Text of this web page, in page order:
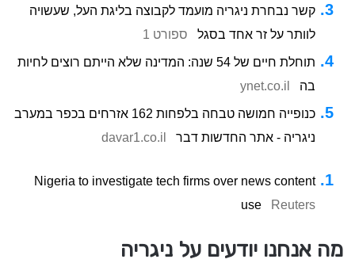
קשר נבחרת ניגריה מועמד לקבוצה בליגת העל, שעשויה
לוותר על זר אחד בסגל
ספורט 1
תוחלת חיים של 54 שנה: המדינה שלא הייתם רוצים לחיות
בה
ynet.co.il
כנופייה חמושה טבחה בלפחות 162 אזרחים בכפר במערב
ניגריה - אתר החדשות דבר
davar1.co.il
Nigeria to investigate tech firms over news content
use
Reuters
מה אנחנו יודעים על ניגריה